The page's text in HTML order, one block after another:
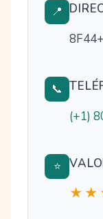
📍
📞
(+1)
⭐